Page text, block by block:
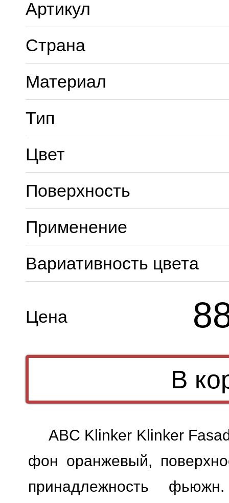
Артикул
Страна
Материал
Тип
Цвет
Поверхность
Применение
Вариативность цвета
Цена
ABC Klinker Klinker
фон оранжевый,
принадлежность